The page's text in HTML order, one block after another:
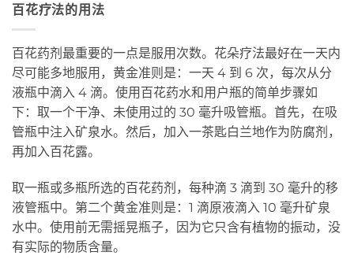
百花疗法的用法
百花药剂最重要的一点是服用次数。花朵疗法最好在一天内
尽可能多地服用，黄金准则是：一天 4 到 6 次，每次从分
液瓶中滴入 4 滴。使用百花药水和用户瓶的简单步骤如
下：取一个干净、未使用过的 30 毫升吸管瓶。首先，在吸
管瓶中注入矿泉水。然后，加入一茶匙白兰地作为防腐剂，
再加入百花露。
取一瓶或多瓶所选的百花药剂，每种滴 3 滴到 30 毫升的移
液管瓶中。第二个黄金准则是：1 滴原液滴入 10 毫升矿泉
水中。使用前无需摇晃瓶子，因为它只含有植物的振动，没
有实际的物质含量。